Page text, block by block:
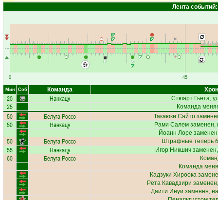
Лента событий:
0 45
Мин Соб Команда
20 Нанкацу Стюарт Гьета,
25 Команда
50 Белуга Россо Такаюки Сайто
50 Нанкацу Рами Салем заменен,
Йоанн Лоре
50 Белуга Россо Штрафные теперь
55 Нанкацу Игор Никшич
60 Белуга Россо
Команда
Кадзуки Хироока
Рёта Кавадзири
Даити Инуи заменен,